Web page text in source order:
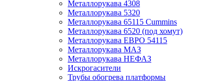
Металлорукава 4308
Металлорукава 5320
Металлорукава 65115 Cummins
Металлорукава 6520 (под хомут)
Металлорукава ЕВРО 54115
Металлорукава МАЗ
Металлорукава НЕФАЗ
Искрогасители
Трубы обогрева платформы